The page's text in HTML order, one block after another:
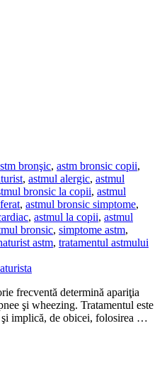
bronşic, astm bronsic copii,
, astmul alergic, astmul
bronsic la copii, astmul
, astmul bronsic simptome,
, astmul la copii, astmul
bronsic, simptome astm,
astm, tratamentul astmului
frecventă determină apariţia
şi wheezing. Tratamentul este
implică, de obicei, folosirea …